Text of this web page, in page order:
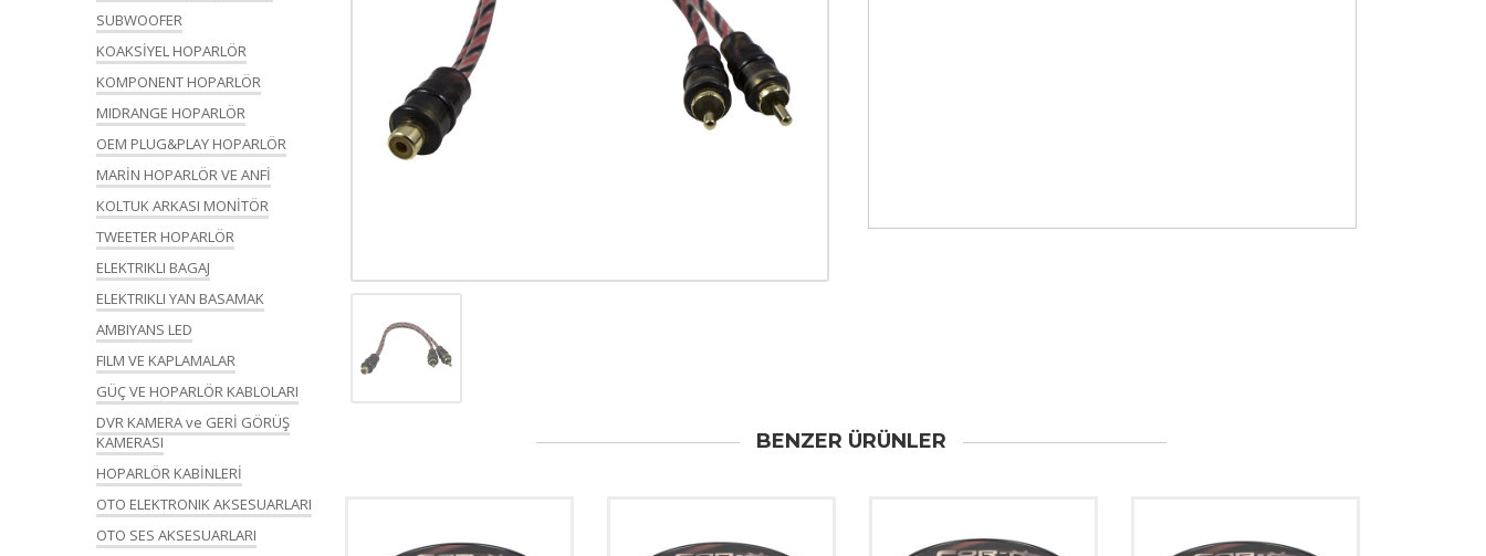
SUBWOOFER
KOAKSİYEL HOPARLÖR
KOMPONENT HOPARLÖR
MIDRANGE HOPARLÖR
OEM PLUG&PLAY HOPARLÖR
MARİN HOPARLÖR VE ANFİ
KOLTUK ARKASI MONİTÖR
TWEETER HOPARLÖR
ELEKTRIKLI BAGAJ
ELEKTRIKLI YAN BASAMAK
AMBIYANS LED
FILM VE KAPLAMALAR
GÜÇ VE HOPARLÖR KABLOLARI
DVR KAMERA ve GERİ GÖRÜŞ
KAMERASI
HOPARLÖR KABİNLERİ
OTO ELEKTRONIK AKSESUARLARI
OTO SES AKSESUARLARI
BENZER ÜRÜNLER